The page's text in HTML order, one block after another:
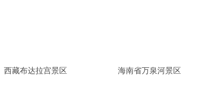
西藏布达拉宫景区 海南省万泉河景区